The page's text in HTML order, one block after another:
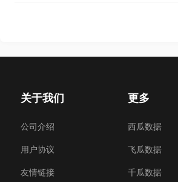
关于我们
公司介绍
用户协议
友情链接
更多
西瓜数据
飞瓜数据
千瓜数据